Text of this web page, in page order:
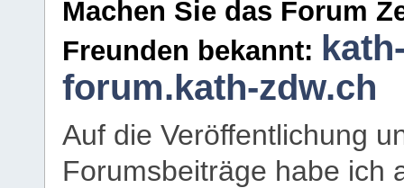
Machen Sie das Forum
Freunden bekannt:
forum.kath-zdw.ch
Auf die Veröffentlichung
Forumsbeiträge habe ich